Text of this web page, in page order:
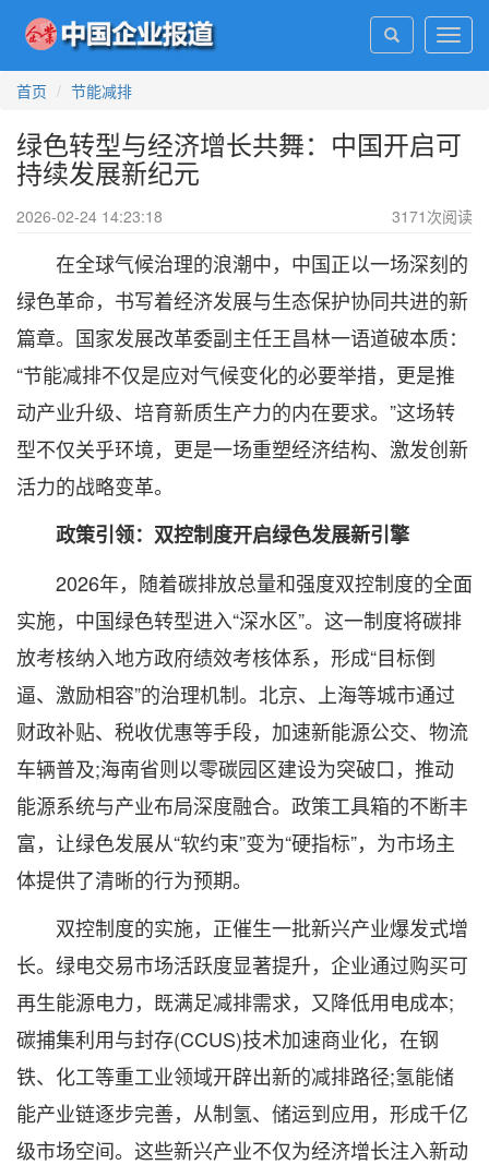
首页
节能减排
绿色转型与经济增长共舞：中国开启可
持续发展新纪元
2026-02-24 14:23:18 3171 次阅读
在全球气候治理的浪潮中，中国正以一场深刻的
绿色革命，书写着经济发展与生态保护协同共进的新
篇章。国家发展改革委副主任王昌林一语道破本质：
“节能减排不仅是应对气候变化的必要举措，更是推
动产业升级、培育新质生产力的内在要求。”这场转
型不仅关乎环境，更是一场重塑经济结构、激发创新
活力的战略变革。
政策引领：双控制度开启绿色发展新引擎
2026年，随着碳排放总量和强度双控制度的全面
实施，中国绿色转型进入“深水区”。这一制度将碳排
放考核纳入地方政府绩效考核体系，形成“目标倒
逼、激励相容”的治理机制。北京、上海等城市通过
财政补贴、税收优惠等手段，加速新能源公交、物流
车辆普及;海南省则以零碳园区建设为突破口，推动
能源系统与产业布局深度融合。政策工具箱的不断丰
富，让绿色发展从“软约束”变为“硬指标”，为市场主
体提供了清晰的行为预期。
双控制度的实施，正催生一批新兴产业爆发式增
长。绿电交易市场活跃度显著提升，企业通过购买可
再生能源电力，既满足减排需求，又降低用电成本;
碳捕集利用与封存(CCUS)技术加速商业化，在钢
铁、化工等重工业领域开辟出新的减排路径;氢能储
能产业链逐步完善，从制氢、储运到应用，形成千亿
级市场空间。这些新兴产业不仅为经济增长注入新动